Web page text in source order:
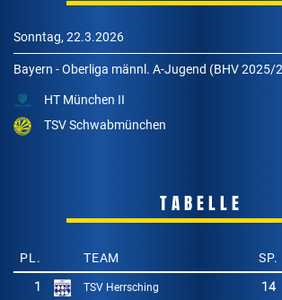
Sonntag, 22.3.2026
Bayern - Oberliga männl. A-Jugend (BHV 2025/
HT München II
TSV Schwabmünchen
TABELLE
PL. TEAM SP.
1
TSV Herrsching 14